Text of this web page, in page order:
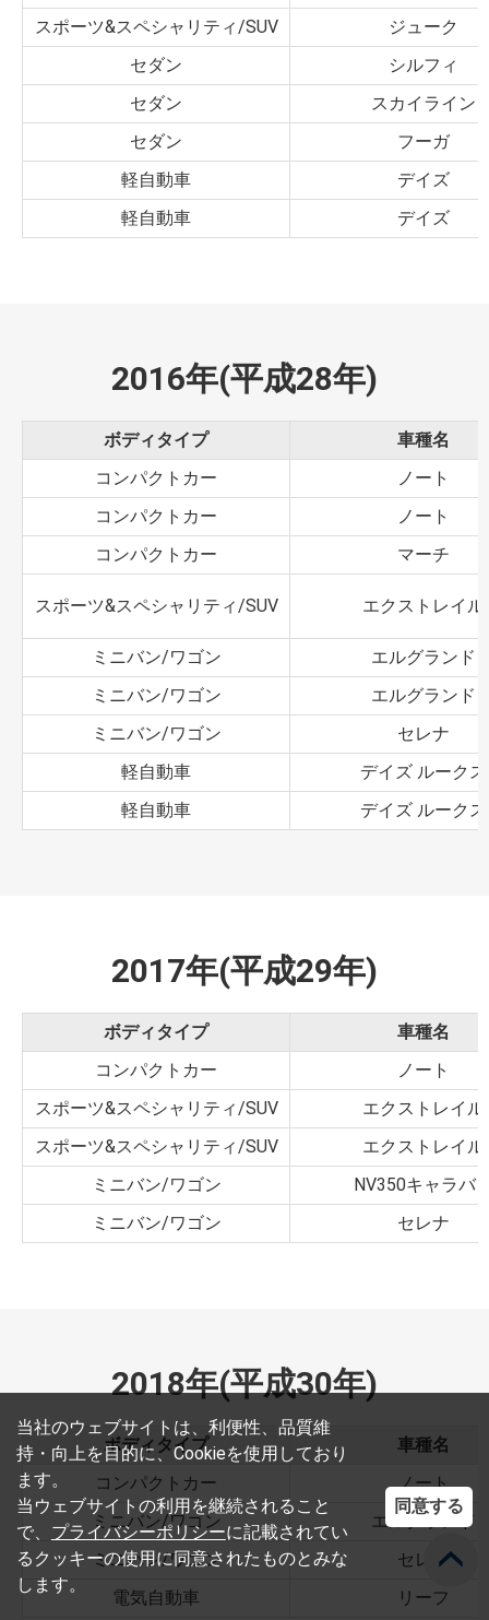
当社のウェブサイトは、利便性、品質維
持・向上を目的に、Cookieを使用しており
ます。
当ウェブサイトの利用を継続されること
で、 プライバシーポリシーに記載されてい
るクッキーの使用に同意されたものとみな
します。
同意する
スポーツ&スペシャリティ/SUV
ジューク
セダン
シルフィ
セダン
スカイライン
セダン
フーガ
軽自動車
デイズ
軽自動車
デイズ
2016年(平成28年)
ボディタイプ
車種名
コンパクトカー
ノート
コンパクトカー
ノート
コンパクトカー
マーチ
スポーツ&スペシャリティ/SUV エクストレイル
ミニバン/ワゴン
エルグランド
ミニバン/ワゴン
エルグランド
ミニバン/ワゴン
セレナ
軽自動車
デイズ ルークス
軽自動車
デイズ ルークス
2017年(平成29年)
ボディタイプ
車種名
コンパクトカー
ノート
スポーツ&スペシャリティ/SUV
エクストレイル
スポーツ&スペシャリティ/SUV
エクストレイル
ミニバン/ワゴン
NV350キャラバ
ミニバン/ワゴン
セレナ
2018年(平成30年)
ボディタイプ
車種名
コンパクトカー
ノート
ミニバン/ワゴン
エルグランド
ミニバン/ワゴン
セレナ
電気自動車
リーフ